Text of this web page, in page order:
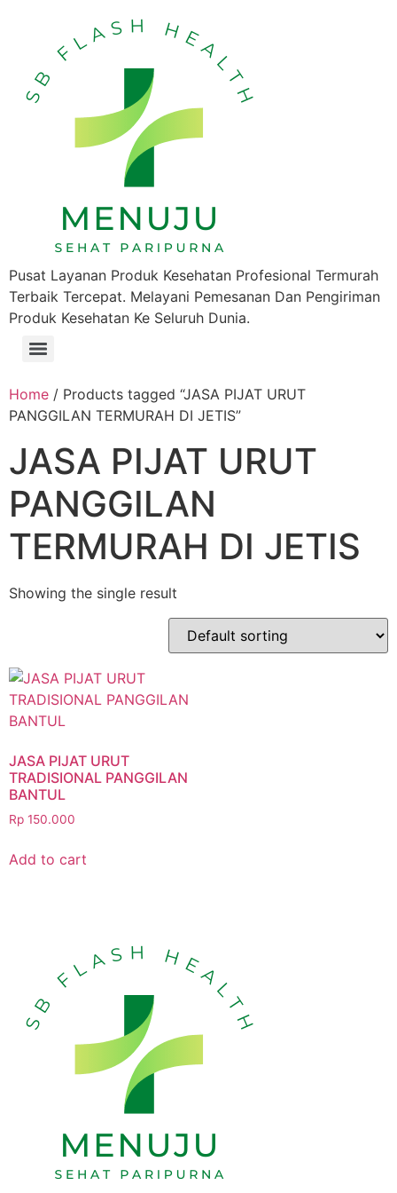
Pusat Layanan Produk Kesehatan Profesional Termurah
Terbaik Tercepat. Melayani Pemesanan Dan Pengiriman
Produk Kesehatan Ke Seluruh Dunia.
Home / Products tagged “JASA PIJAT URUT
PANGGILAN TERMURAH DI JETIS”
JASA PIJAT URUT
PANGGILAN
TERMURAH DI JETIS
Showing the single result
JASA PIJAT URUT
TRADISIONAL PANGGILAN
BANTUL
Rp 150.000
Add to cart